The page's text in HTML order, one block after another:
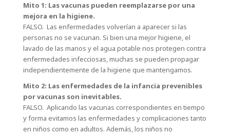
Mito 1: Las vacunas pueden reemplazarse por una
mejora en la higiene.
FALSO. Las enfermedades volverían a aparecer si las
personas no se vacunan. Si bien una mejor higiene, el
lavado de las manos y el agua potable nos protegen contra
enfermedades infecciosas, muchas se pueden propagar
independientemente de la higiene que mantengamos.
Mito 2: Las enfermedades de la infancia prevenibles
por vacunas son inevitables.
FALSO. Aplicando las vacunas correspondientes en tiempo
y forma evitamos las enfermedades y complicaciones tanto
en niños como en adultos. Además, los niños no